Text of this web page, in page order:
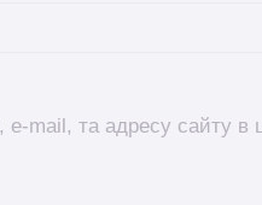
e-mail, та адресу сайту в